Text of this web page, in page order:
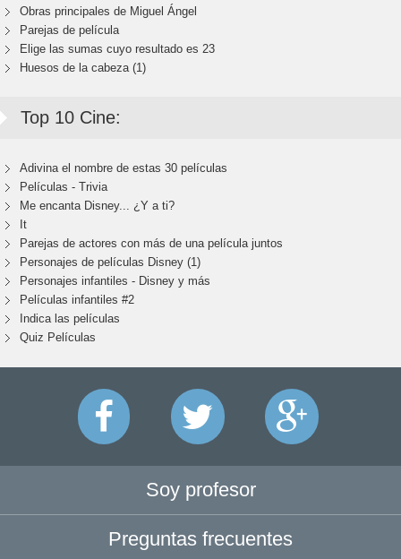
Obras principales de Miguel Ángel
Parejas de película
Elige las sumas cuyo resultado es 23
Huesos de la cabeza (1)
Top 10 Cine:
Adivina el nombre de estas 30 películas
Películas - Trivia
Me encanta Disney... ¿Y a ti?
It
Parejas de actores con más de una película juntos
Personajes de películas Disney (1)
Personajes infantiles - Disney y más
Películas infantiles #2
Indica las películas
Quiz Películas
Soy profesor
Preguntas frecuentes